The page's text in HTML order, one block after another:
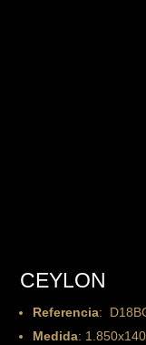
CEYLON
Referencia:
Medida: